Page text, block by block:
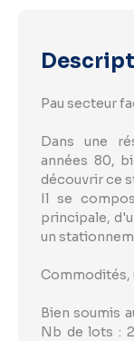
Pau secteur
Dans une
années 80,
découvrir ce
Il se
principale,
un
Commodités,
Bien soumis
Nb de lots :